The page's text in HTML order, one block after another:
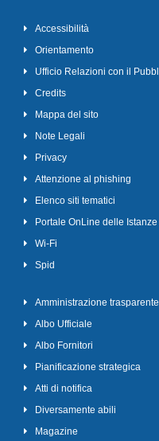
Accessibilità
Orientamento
Ufficio Relazioni con il
Credits
Mappa del sito
Note Legali
Privacy
Attenzione al phishing
Elenco siti tematici
Portale OnLine delle Istanze
Wi-Fi
Spid
Amministrazione trasparente
Albo Ufficiale
Albo Fornitori
Pianificazione strategica
Atti di notifica
Diversamente abili
Magazine